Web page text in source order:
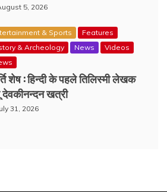
5, 2026
& Sports
Features
& Archeology
News
Videos
शेष : हिन्दी के पहले तिलिस्मी लेखक
देवकीनन्दन खत्री
31, 2026